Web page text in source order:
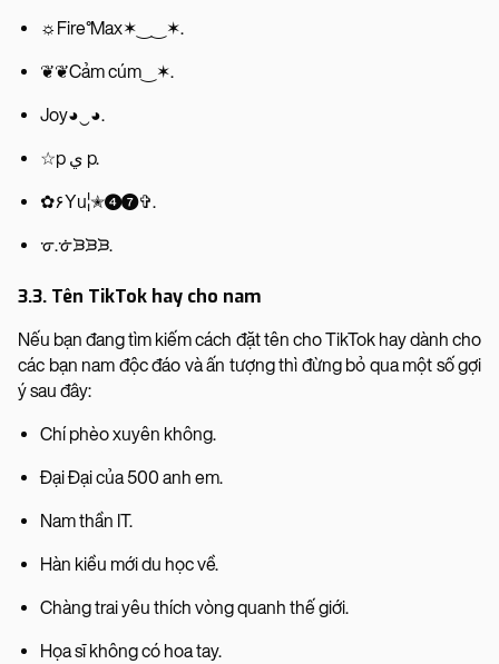
☼Fire°Max✶‿‿✶.
❦❦Cảm cúm‿✶.
Joy◕‿◕.
☆p ي p.
✿۶Υu¦✭❹❼✞.
ᣆ.ᣈᙑᙑᙑ.
3.3. Tên TikTok hay cho nam
Nếu bạn đang tìm kiếm cách đặt tên cho TikTok hay dành cho
các bạn nam độc đáo và ấn tượng thì đừng bỏ qua một số gợi
ý sau đây:
Chí phèo xuyên không.
Đại Đại của 500 anh em.
Nam thần IT.
Hàn kiều mới du học về.
Chàng trai yêu thích vòng quanh thế giới.
Họa sĩ không có hoa tay.